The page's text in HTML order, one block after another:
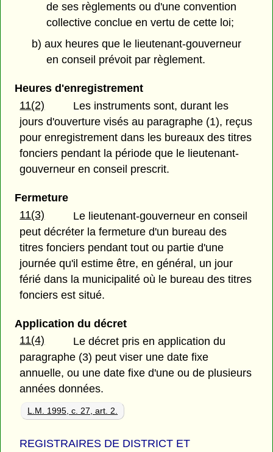
de ses règlements ou d'une convention
collective conclue en vertu de cette loi;
b) aux heures que le lieutenant-gouverneur
en conseil prévoit par règlement.
Heures d'enregistrement
11(2)
Les instruments sont, durant les
jours d'ouverture visés au paragraphe (1), reçus
pour enregistrement dans les bureaux des titres
fonciers pendant la période que le lieutenant-
gouverneur en conseil prescrit.
Fermeture
11(3)
Le lieutenant-gouverneur en conseil
peut décréter la fermeture d'un bureau des
titres fonciers pendant tout ou partie d'une
journée qu'il estime être, en général, un jour
férié dans la municipalité où le bureau des titres
fonciers est situé.
Application du décret
11(4)
Le décret pris en application du
paragraphe (3) peut viser une date fixe
annuelle, ou une date fixe d'une ou de plusieurs
années données.
L.M. 1995, c. 27, art. 2.
REGISTRAIRES DE DISTRICT ET